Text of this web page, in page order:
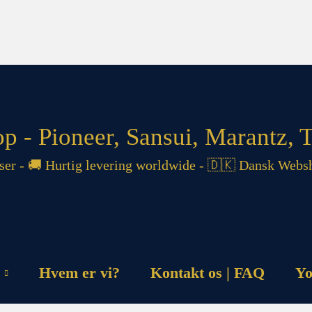
- Pioneer, Sansui, Marantz,
- 🚚 Hurtig levering worldwide - 🇩🇰 Dansk
Hvem er vi? Kontakt os | FAQ